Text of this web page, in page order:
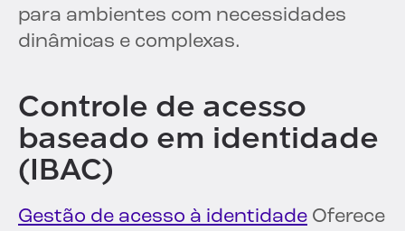
para ambientes com necessidades
dinâmicas e complexas.
Controle de acesso
baseado em identidade
(IBAC)
Gestão de acesso à identidade Oferece